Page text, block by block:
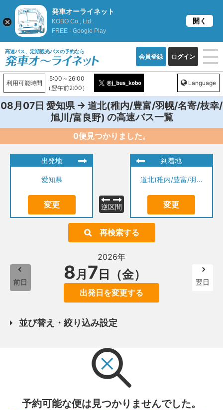
高速バス、定期観光バスの予約なら
会員登録 ログイン
利用可能時間
5:00～26:00
（翌午前2:00）
Language
08月07日 愛知県 → 道北(稚内/豊富/羽幌/名寄/枝幸/
旭川/富良野) の高速バス一覧
0便見つかりました。
出発地
愛知県
変更 逆区間
到着地
道北(稚内/豊富/羽幌/名寄/枝幸/旭川/富良野)
変更
再検索する
前日
2026年
8月 7 日（金）
出発日を変更する
翌日
並び替え・絞り込み設定
予約可能な便は見つかりませんでした。
発車オーライネット
KOBO Co., Ltd.
FREE - Google Play
開く